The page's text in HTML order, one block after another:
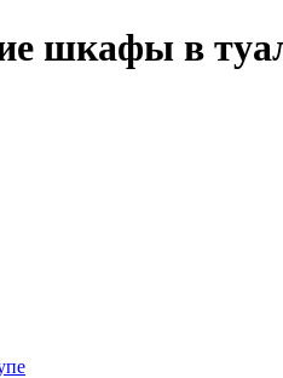
шкафы в